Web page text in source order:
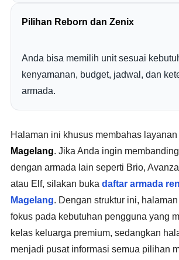
Pilihan Reborn dan Zenix
Anda bisa memilih unit sesuai
kenyamanan, budget, jadwal, dan
armada.
Halaman ini khusus membahas
Magelang. Jika Anda ingin
dengan armada lain seperti Brio,
atau Elf, silakan bukadaftar armada
Magelang. Dengan struktur ini,
fokus pada kebutuhan pengguna yang
kelas keluarga premium, sedangkan
menjadi pusat informasi semua pilihan